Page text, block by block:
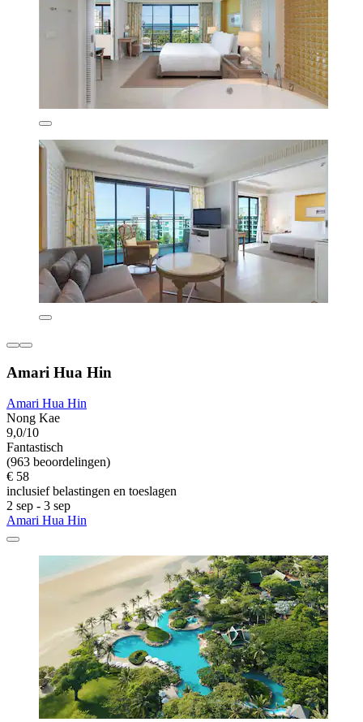
Amari Hua Hin
Amari Hua Hin
Nong Kae
9,0/10
Fantastisch
(963 beoordelingen)
€ 58
inclusief belastingen en toeslagen
2 sep - 3 sep
Amari Hua Hin